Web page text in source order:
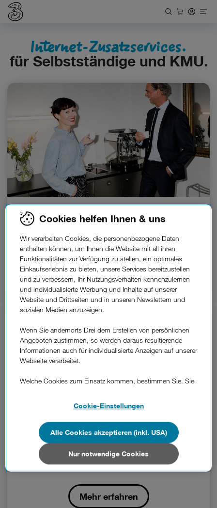
Internet-Zusatzservices.
für Selbstständige und KMU.
Internet Zusatzpakete.
unseren Zusatzpaketen.
Mehr erfahren
Drei Internetschutz.
Schützen Sie sich und Ihre Mitarbeiter vor Viren,
Trojanern, Datenraub und mehr.
Mehr erfahren
Cookies helfen Ihnen & uns
Wir verarbeiten Cookies, die personenbezogene Daten
enthalten können, um Ihnen die Website mit all ihren
Funktionalitäten zur Verfügung zu stellen, ein optimales
Einkaufserlebnis zu bieten, unsere Services bereitzustellen
und zu verbessern, Ihr Nutzungsverhalten kennenzulernen
und individualisierte Werbung und Inhalte auf unserer
Website und Drittseiten und in unseren Newslettern und
sozialen Medien anzuzeigen.
Wenn Sie andernorts Drei dem Erstellen von persönlichen
Angeboten zustimmen, so werden daraus resultierende
Informationen auch für individualisierte Anzeigen auf unserer
Webseite verarbeitet.
Welche Cookies zum Einsatz kommen, bestimmen Sie. Sie
Details und alle Optionen finden Sie unter „Cookie-
Wenn Sie allen Cookies zustimmen, werden auch Cookies
von Drittanbietern verarbeitet, die Ihre Daten in Ländern
außerhalb der europäischen Union (z.B. in den USA)
verarbeiten. Sie unterliegen keinem EU-konformen
Datenschutzniveau und es stehen keine wirksamen
Rechtsbehelfe zur Verfügung.
Cookies von Unternehmen in Drittstaaten, die ein ähnliches
Cookie-Einstellungen
Nur notwendige Cookies
Alle Cookies akzeptieren (inkl. USA)